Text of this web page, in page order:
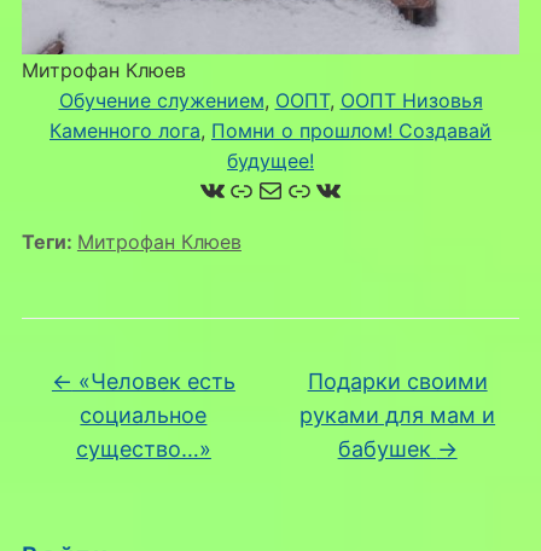
Митрофан Клюев
Обучение служением, ООПТ, ООПТ Низовья
Каменного лога, Помни о прошлом! Создавай
будущее!
ВКонтакте
Ссылка
Почта
Ссылка
ВКонтакте
Теги: Митрофан Клюев
← «Человек есть
социальное
существо…»
Подарки своими
руками для мам и
бабушек →